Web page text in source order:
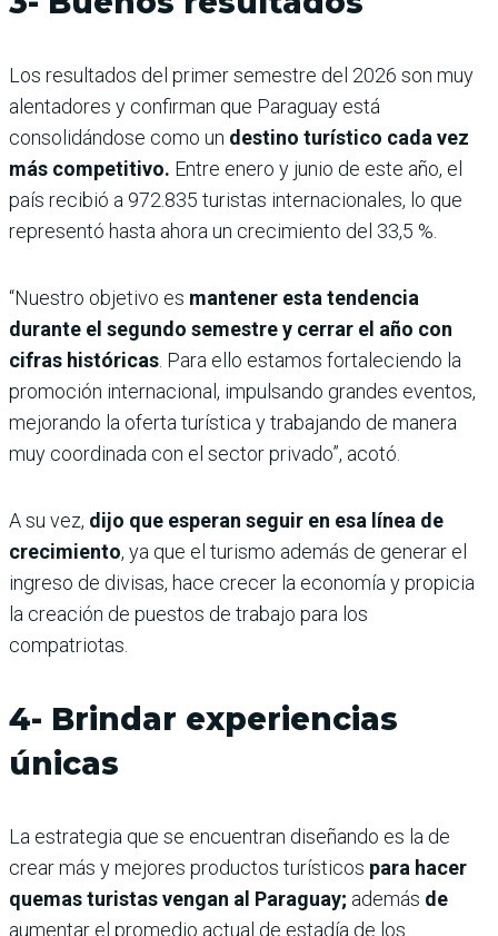
Los resultados del primer semestre del 2026 son muy
alentadores y confirman que Paraguay está
consolidándose como un destino turístico cada vez
más competitivo. Entre enero y junio de este año, el
país recibió a 972.835 turistas internacionales, lo que
representó hasta ahora un crecimiento del 33,5 %.
“Nuestro objetivo es mantener esta tendencia
durante el segundo semestre y cerrar el año con
cifras históricas . Para ello estamos fortaleciendo la
promoción internacional, impulsando grandes eventos,
mejorando la oferta turística y trabajando de manera
muy coordinada con el sector privado”, acotó.
A su vez, dijo que esperan seguir en esa línea de
crecimiento, ya que el turismo además de generar el
ingreso de divisas, hace crecer la economía y propicia
la creación de puestos de trabajo para los
compatriotas.
4- Brindar experiencias
únicas
La estrategia que se encuentran diseñando es la de
crear más y mejores productos turísticos para hacer
quemas turistas vengan al Paraguay; además de
aumentar el promedio actual de estadía de los